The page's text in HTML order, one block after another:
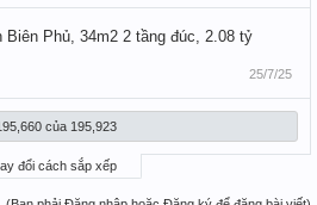
Biên Phủ, 34m2 2 tầng đúc, 2.08 tỷ
25/7/25
của 195,923
đổi cách sắp xếp